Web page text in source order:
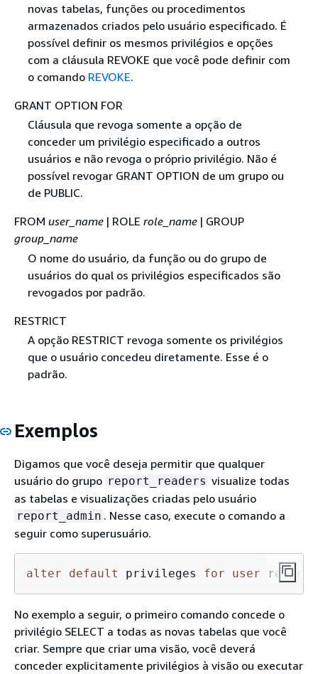
novas tabelas, funções ou procedimentos
armazenados criados pelo usuário especificado. É
possível definir os mesmos privilégios e opções
com a cláusula REVOKE que você pode definir com
o comando REVOKE.
GRANT OPTION FOR
Cláusula que revoga somente a opção de
conceder um privilégio especificado a outros
usuários e não revoga o próprio privilégio. Não é
possível revogar GRANT OPTION de um grupo ou
de PUBLIC.
FROM user_name | ROLE role_name | GROUP
group_name
O nome do usuário, da função ou do grupo de
usuários do qual os privilégios especificados são
revogados por padrão.
RESTRICT
A opção RESTRICT revoga somente os privilégios
que o usuário concedeu diretamente. Esse é o
padrão.
Exemplos
Digamos que você deseja permitir que qualquer
usuário do grupo report_readers visualize todas
as tabelas e visualizações criadas pelo usuário
report_admin . Nesse caso, execute o comando a
seguir como superusuário.
alter default privileges for user
No exemplo a seguir, o primeiro comando concede o
privilégio SELECT a todas as novas tabelas que você
criar. Sempre que criar uma visão, você deverá
conceder explicitamente privilégios à visão ou executar